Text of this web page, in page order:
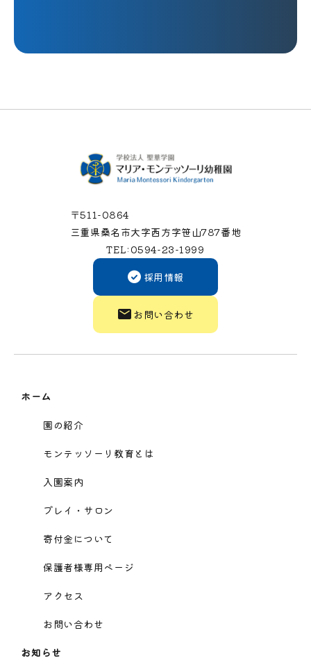
〒511-0864
三重県桑名市大字西方字笹山787番地
TEL:0594-23-1999
採用情報
お問い合わせ
ホーム
園の紹介
モンテッソーリ教育とは
入園案内
プレイ・サロン
寄付金について
保護者様専用ページ
アクセス
お問い合わせ
お知らせ